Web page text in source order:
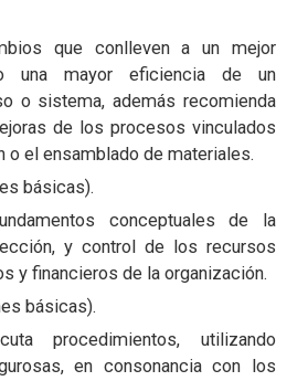
que conlleven a un mejor
una mayor eficiencia de un
o sistema, además recomienda
de los procesos vinculados
o el ensamblado de materiales.
básicas).
conceptuales de la
y control de los recursos
y financieros de la organización.
básicas).
procedimientos, utilizando
en consonancia con los